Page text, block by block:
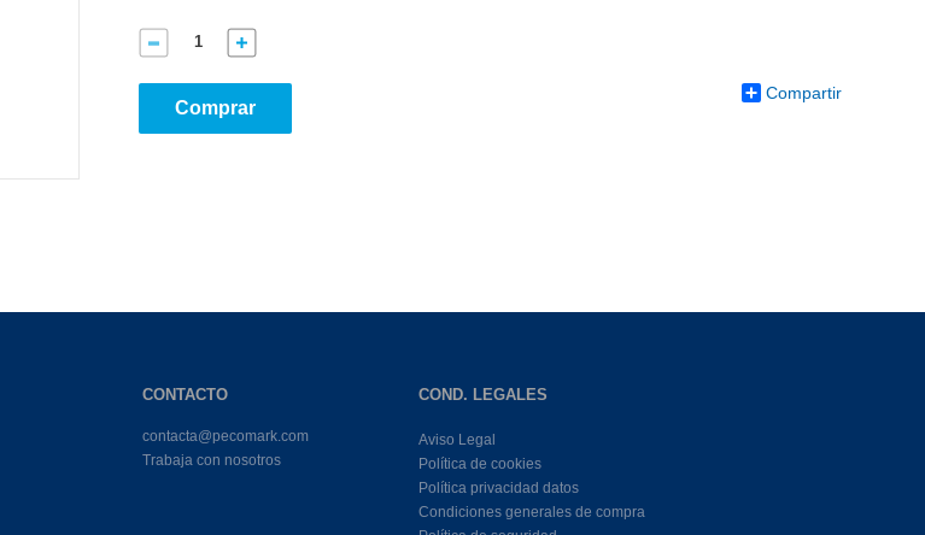
Comprar
Compartir
CONTACTO
contacta@pecomark.com
Trabaja con nosotros
COND. LEGALES
Aviso Legal
Política de cookies
Política privacidad datos
Condiciones generales de compra